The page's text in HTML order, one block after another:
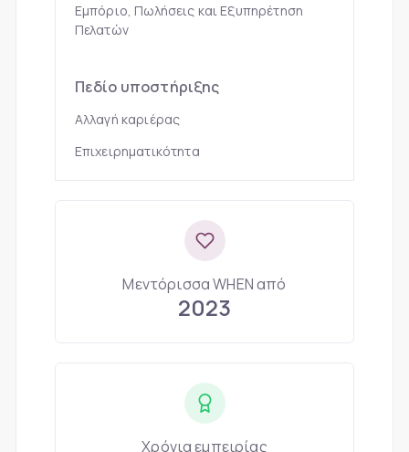
Εμπόριο, Πωλήσεις και Εξυπηρέτηση
Πελατών
Πεδίο υποστήριξης
Αλλαγή καριέρας
Επιχειρηματικότητα
Μεντόρισσα WHEN από
2023
Χρόνια εμπειρίας